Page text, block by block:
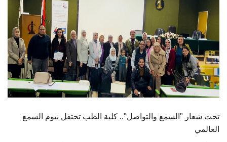
الدراسات العليا
الخريجين
الموظفون
الزائـرون
تحت شعار "السمع والتواصل".. كلية الطب تحتفل بيوم السمع
العالمي